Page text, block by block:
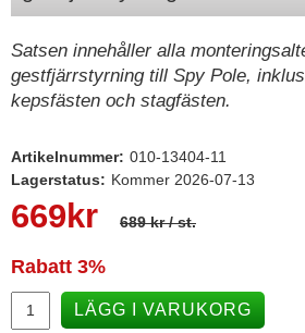
Victron - Batteriladdare
Webasto - Dieselvärmare
Kamasa Tools - Verktyg
Thule - Lasthållare
Satsen innehåller alla
gestfjärrstyrning till Spy Pole,
kepsfästen och stagfästen.
Artikelnummer: 010-13404-11
Lagerstatus: Kommer 2026-07-13
669 kr 689 kr/ st.
Rabatt 3%
LÄGG I VARUKORG